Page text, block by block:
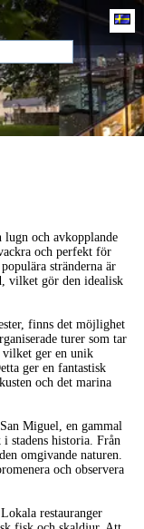
och avkopplande
och perfekt för
stränderna är
vilket gör den idealisk
finns det möjlighet
turer som tar
vilket ger en unik
ger en fantastisk
och det marina
Miguel, en gammal
stadens historia. Från
omgivande naturen.
och observera
restauranger